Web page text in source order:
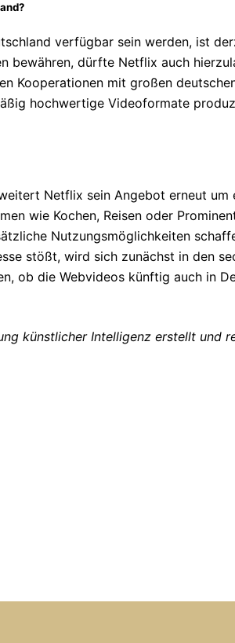
verfügbar sein werden, ist
bewähren, dürfte Netflix auch
Kooperationen mit großen
hochwertige Videoformate
Netflix sein Angebot erneut um
wie Kochen, Reisen oder
Nutzungsmöglichkeiten
stößt, wird sich zunächst in den
ob die Webvideos künftig auch in
künstlicher Intelligenz erstellt und